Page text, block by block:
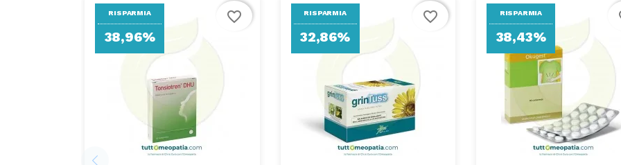
RISPARMIA
38,96%
favorite_border RISPARMIA
32,86%
favorite_border RISPARMIA
38,43%